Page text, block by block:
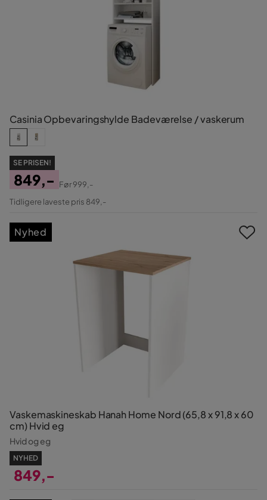
Casinia Opbevaringshylde Badeværelse / vaskerum
SE PRISEN!
Pris
849,-
Original
Før999,-
Tidligere laveste pris 849,-
Vaskemaskineskab Hanah Home Nord (65,8 x 91,8 x 60
cm) Hvid eg
Hvid og eg
NYHED
849,-
Nyhed